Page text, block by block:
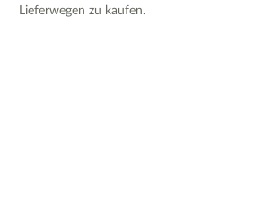
Lieferwegen zu kaufen.